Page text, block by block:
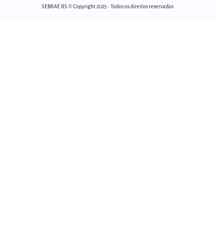
SEBRAE RS © Copyright 2025 - Todos os direitos reservados